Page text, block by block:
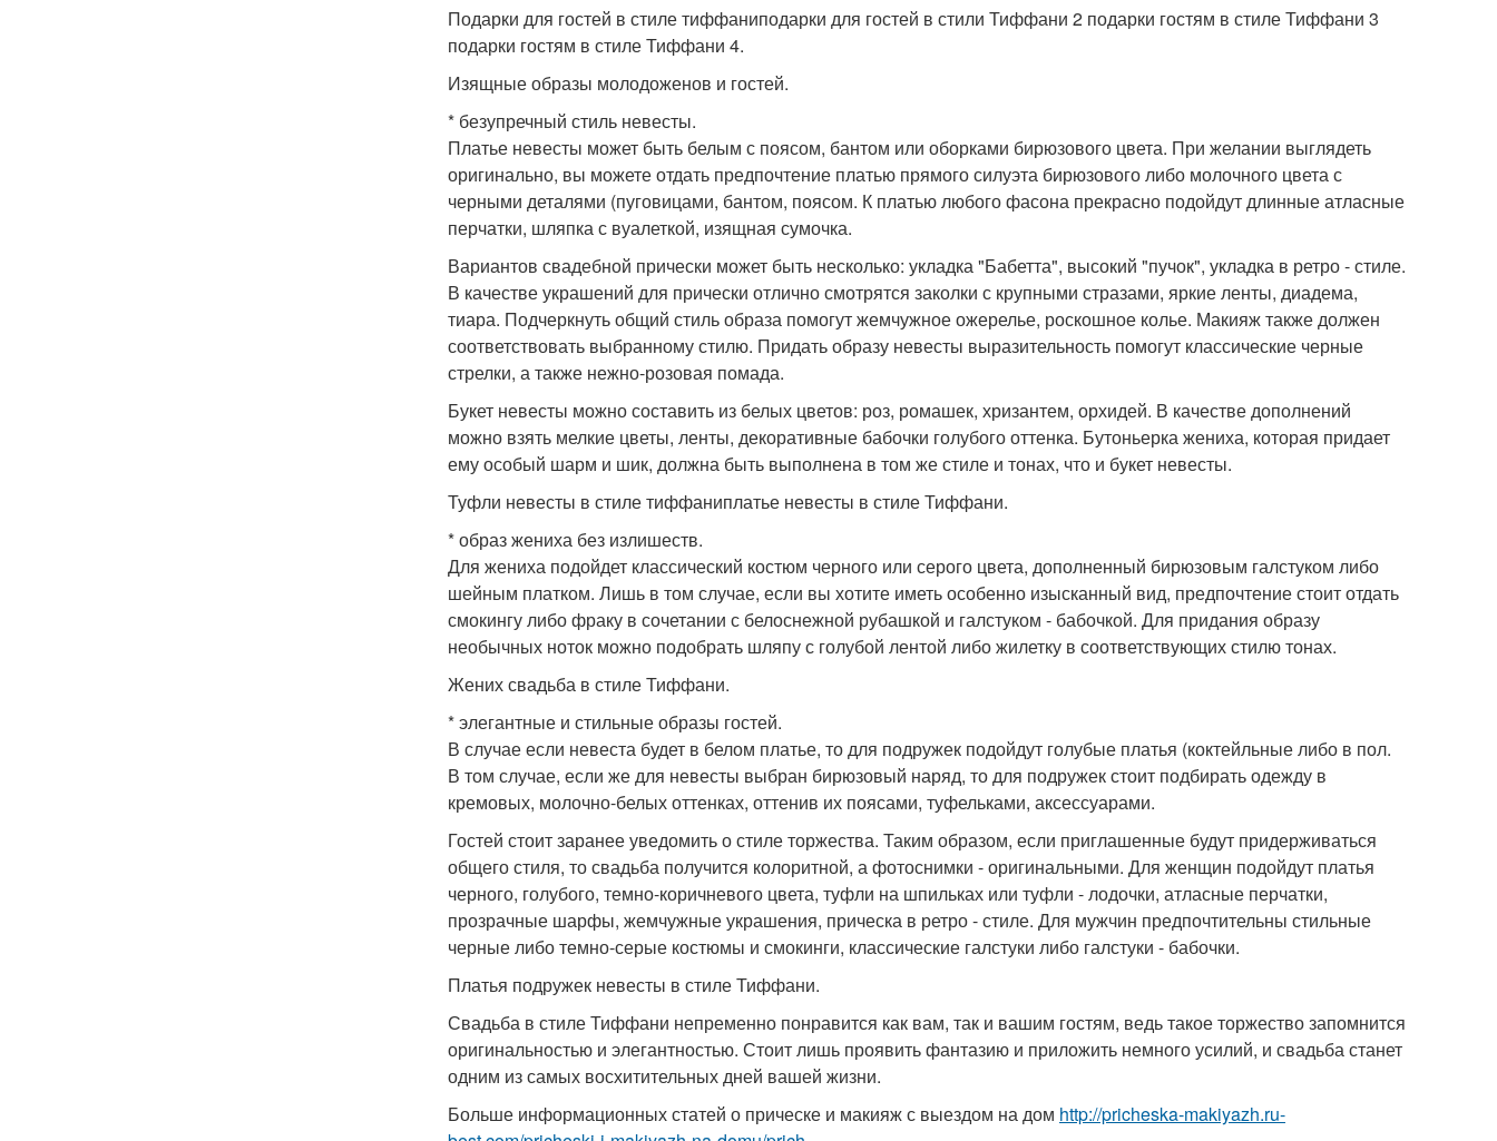
Подарки для гостей в стиле тиффаниподарки для гостей в стили Тиффани 2 подарки гостям в стиле Тиффани 3
подарки гостям в стиле Тиффани 4.
Изящные образы молодоженов и гостей.
* безупречный стиль невесты.
Платье невесты может быть белым с поясом, бантом или оборками бирюзового цвета. При желании выглядеть
оригинально, вы можете отдать предпочтение платью прямого силуэта бирюзового либо молочного цвета с
черными деталями (пуговицами, бантом, поясом. К платью любого фасона прекрасно подойдут длинные атласные
перчатки, шляпка с вуалеткой, изящная сумочка.
Вариантов свадебной прически может быть несколько: укладка "Бабетта", высокий "пучок", укладка в ретро - стиле.
В качестве украшений для прически отлично смотрятся заколки с крупными стразами, яркие ленты, диадема,
тиара. Подчеркнуть общий стиль образа помогут жемчужное ожерелье, роскошное колье. Макияж также должен
соответствовать выбранному стилю. Придать образу невесты выразительность помогут классические черные
стрелки, а также нежно-розовая помада.
Букет невесты можно составить из белых цветов: роз, ромашек, хризантем, орхидей. В качестве дополнений
можно взять мелкие цветы, ленты, декоративные бабочки голубого оттенка. Бутоньерка жениха, которая придает
ему особый шарм и шик, должна быть выполнена в том же стиле и тонах, что и букет невесты.
Туфли невесты в стиле тиффаниплатье невесты в стиле Тиффани.
* образ жениха без излишеств.
Для жениха подойдет классический костюм черного или серого цвета, дополненный бирюзовым галстуком либо
шейным платком. Лишь в том случае, если вы хотите иметь особенно изысканный вид, предпочтение стоит отдать
смокингу либо фраку в сочетании с белоснежной рубашкой и галстуком - бабочкой. Для придания образу
необычных ноток можно подобрать шляпу с голубой лентой либо жилетку в соответствующих стилю тонах.
Жених свадьба в стиле Тиффани.
* элегантные и стильные образы гостей.
В случае если невеста будет в белом платье, то для подружек подойдут голубые платья (коктейльные либо в пол.
В том случае, если же для невесты выбран бирюзовый наряд, то для подружек стоит подбирать одежду в
кремовых, молочно-белых оттенках, оттенив их поясами, туфельками, аксессуарами.
Гостей стоит заранее уведомить о стиле торжества. Таким образом, если приглашенные будут придерживаться
общего стиля, то свадьба получится колоритной, а фотоснимки - оригинальными. Для женщин подойдут платья
черного, голубого, темно-коричневого цвета, туфли на шпильках или туфли - лодочки, атласные перчатки,
прозрачные шарфы, жемчужные украшения, прическа в ретро - стиле. Для мужчин предпочтительны стильные
черные либо темно-серые костюмы и смокинги, классические галстуки либо галстуки - бабочки.
Платья подружек невесты в стиле Тиффани.
Свадьба в стиле Тиффани непременно понравится как вам, так и вашим гостям, ведь такое торжество запомнится
оригинальностью и элегантностью. Стоит лишь проявить фантазию и приложить немного усилий, и свадьба станет
одним из самых восхитительных дней вашей жизни.
Больше информационных статей о прическе и макияж с выездом на дом http://pricheska-makiyazh.ru-